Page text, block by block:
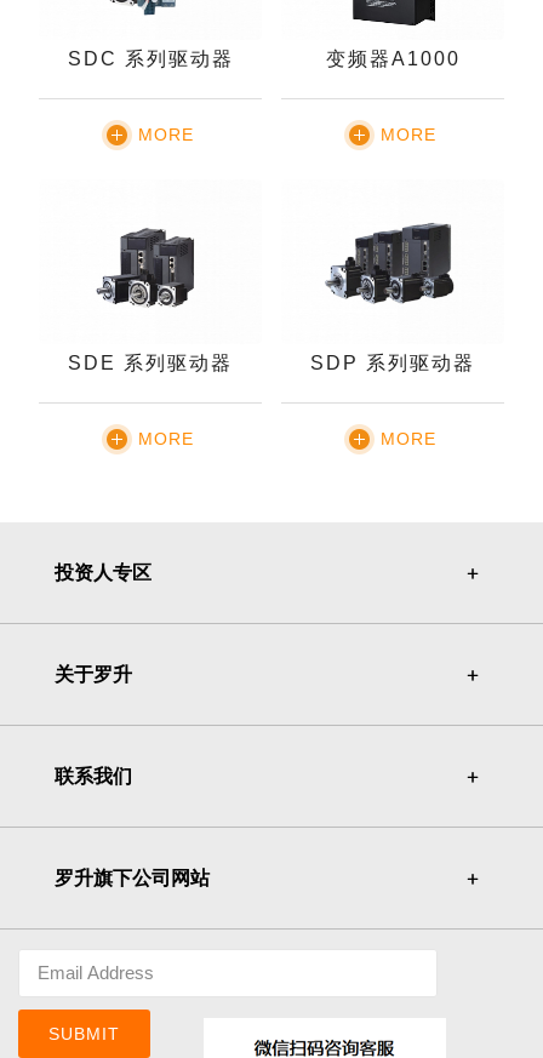
SDC 系列驱动器
MORE
变频器A1000
MORE
SDE 系列驱动器
MORE
SDP 系列驱动器
MORE
投资人专区 ＋
＋
关于罗升 ＋
＋
联系我们 ＋
＋
罗升旗下公司网站 ＋
＋
SUBMIT